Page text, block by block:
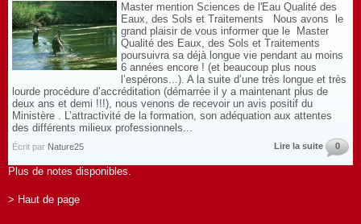
Master mention Sciences de l'Eau Qualité des
Eaux, des Sols et Traitements Nous avons le
grand plaisir de vous informer que le Master
Qualité des Eaux, des Sols et Traitements
poursuivra sa déjà longue vie pendant au moins
6 années encore ! (et beaucoup plus nous
l’espérons...). A la suite d’une très longue et très
lourde procédure d’accréditation (démarrée il y a maintenant plus de
deux ans et demi !!!), nous venons de recevoir un avis positif du
Ministère . L’attractivité de la formation, son adéquation aux attentes
des différents milieux professionnels...
Écrit par Nature25 Lire la suite 0
Plus de notes disponibles.
> Haut de page